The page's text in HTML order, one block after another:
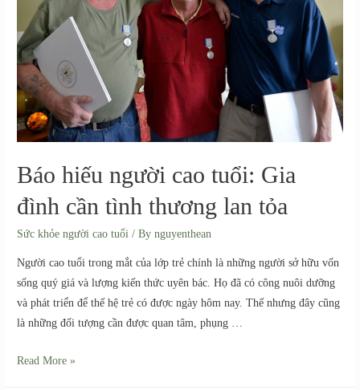
Báo hiếu người cao tuổi: Gia
đình cần tình thương lan tỏa
Sức khỏe người cao tuổi / Bynguyenthean
Người cao tuổi trong mắt của lớp trẻ chính là những người sở hữu vốn
sống quý giá và lượng kiến thức uyên bác. Họ đã có công nuôi dưỡng
và phát triển để thế hệ trẻ có được ngày hôm nay. Thế nhưng đây cũng
là những đối tượng cần được quan tâm, phụng …
Read More »